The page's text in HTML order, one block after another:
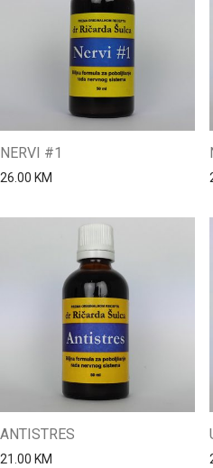
NERVI #1
26.00 KM
ANTISTRES
21.00 KM